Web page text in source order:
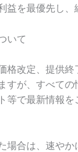
益を最優先し
いて
格改定、提供
すが、すべて
等で最新情報を
場合は、速や